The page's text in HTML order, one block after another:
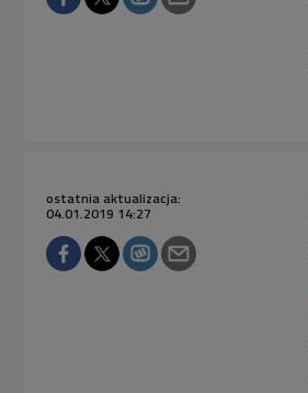
ostatnia aktualizacja:
04.01.2019 14:27